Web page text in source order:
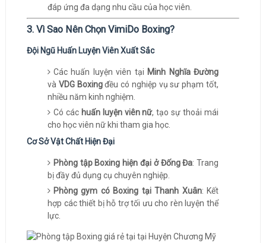
đáp ứng đa dạng nhu cầu của học viên.
3. Vì Sao Nên Chọn VimiDo Boxing?
Đội Ngũ Huấn Luyện Viên Xuất Sắc
Các huấn luyện viên tại Minh Nghĩa Đường
và VDG Boxingđều có nghiệp vụ sư phạm tốt,
nhiều năm kinh nghiệm.
Có các huấn luyện viên nữ, tạo sự thoải mái
cho học viên nữ khi tham gia học.
Cơ Sở Vật Chất Hiện Đại
Phòng tập Boxing hiện đại ở Đống Đa: Trang
bị đầy đủ dụng cụ chuyên nghiệp.
Phòng gym có Boxing tại Thanh Xuân: Kết
hợp các thiết bị hỗ trợ tối ưu cho rèn luyện thể
lực.